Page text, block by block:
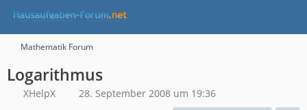
Mathematik Forum
Logarithmus
XHelpX 28. September 2008 um 19:36